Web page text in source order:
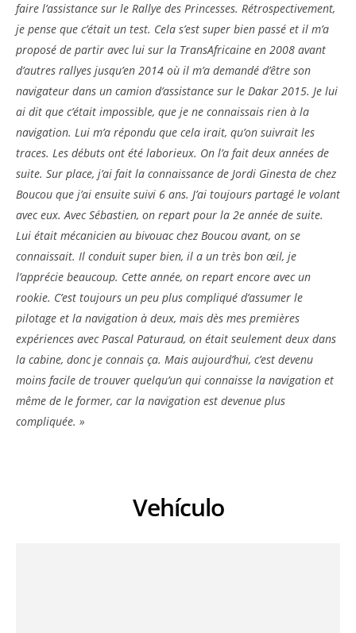
faire l’assistance sur le Rallye des Princesses. Rétrospectivement,
je pense que c’était un test. Cela s’est super bien passé et il m’a
proposé de partir avec lui sur la TransAfricaine en 2008 avant
d’autres rallyes jusqu’en 2014 où il m’a demandé d’être son
navigateur dans un camion d’assistance sur le Dakar 2015. Je lui
ai dit que c’était impossible, que je ne connaissais rien à la
navigation. Lui m’a répondu que cela irait, qu’on suivrait les
traces. Les débuts ont été laborieux. On l’a fait deux années de
suite. Sur place, j’ai fait la connaissance de Jordi Ginesta de chez
Boucou que j’ai ensuite suivi 6 ans. J’ai toujours partagé le volant
avec eux. Avec Sébastien, on repart pour la 2e année de suite.
Lui était mécanicien au bivouac chez Boucou avant, on se
connaissait. Il conduit super bien, il a un très bon œil, je
l’apprécie beaucoup. Cette année, on repart encore avec un
rookie. C’est toujours un peu plus compliqué d’assumer le
pilotage et la navigation à deux, mais dès mes premières
expériences avec Pascal Paturaud, on était seulement deux dans
la cabine, donc je connais ça. Mais aujourd’hui, c’est devenu
moins facile de trouver quelqu’un qui connaisse la navigation et
même de le former, car la navigation est devenue plus
compliquée. »
Vehículo